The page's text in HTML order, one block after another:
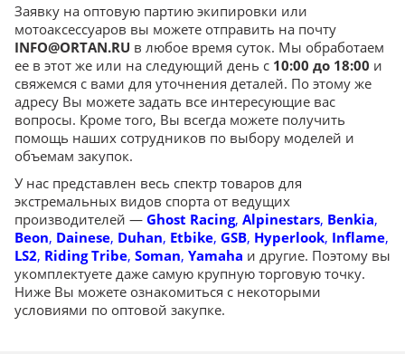
Заявку на оптовую партию экипировки или
мотоаксессуаров вы можете отправить на почту
INFO@ORTAN.RU в любое время суток. Мы обработаем
ее в этот же или на следующий день с 10:00 до 18:00 и
свяжемся с вами для уточнения деталей. По этому же
адресу Вы можете задать все интересующие вас
вопросы. Кроме того, Вы всегда можете получить
помощь наших сотрудников по выбору моделей и
объемам закупок.
У нас представлен весь спектр товаров для
экстремальных видов спорта от ведущих
производителей — Ghost Racing, Alpinestars, Benkia,
Beon, Dainese, Duhan, Etbike, GSB, Hyperlook, Inflame,
LS2, Riding Tribe, Soman, Yamaha и другие. Поэтому вы
укомплектуете даже самую крупную торговую точку.
Ниже Вы можете ознакомиться с некоторыми
условиями по оптовой закупке.